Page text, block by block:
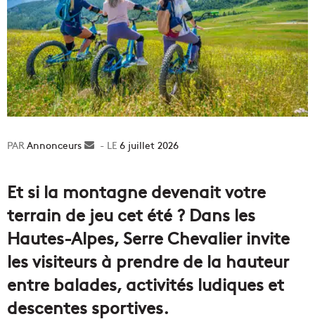
Annonceurs
Envoyer6 juillet 2026
Et si la montagne devenait votre
terrain de jeu cet été ? Dans les
Hautes-Alpes, Serre Chevalier invite
les visiteurs à prendre de la hauteur
entre balades, activités ludiques et
descentes sportives.